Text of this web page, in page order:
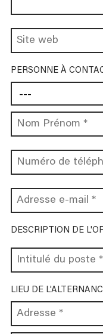
PERSONNE À
DESCRIPTION DE
LIEU DE